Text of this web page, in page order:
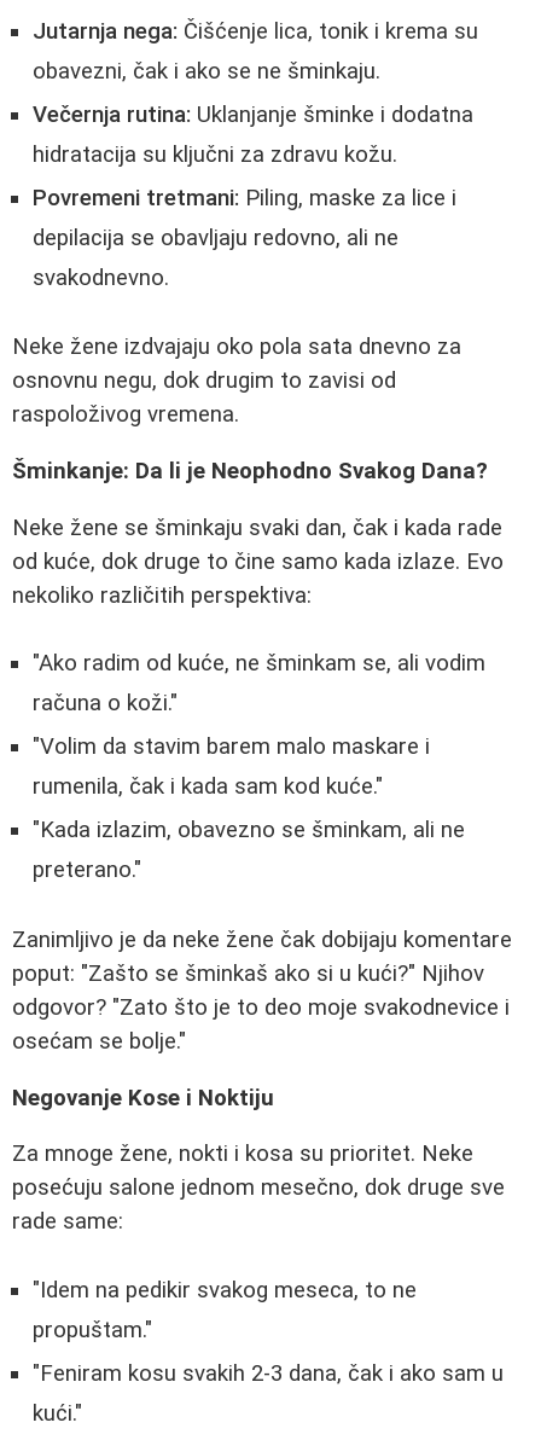
Jutarnja nega: Čišćenje lica, tonik i krema su
obavezni, čak i ako se ne šminkaju.
Večernja rutina: Uklanjanje šminke i dodatna
hidratacija su ključni za zdravu kožu.
Povremeni tretmani: Piling, maske za lice i
depilacija se obavljaju redovno, ali ne
svakodnevno.
Neke žene izdvajaju oko pola sata dnevno za
osnovnu negu, dok drugim to zavisi od
raspoloživog vremena.
Šminkanje: Da li je Neophodno Svakog Dana?
Neke žene se šminkaju svaki dan, čak i kada rade
od kuće, dok druge to čine samo kada izlaze. Evo
nekoliko različitih perspektiva:
"Ako radim od kuće, ne šminkam se, ali vodim
računa o koži."
"Volim da stavim barem malo maskare i
rumenila, čak i kada sam kod kuće."
"Kada izlazim, obavezno se šminkam, ali ne
preterano."
Zanimljivo je da neke žene čak dobijaju komentare
poput: "Zašto se šminkaš ako si u kući?" Njihov
odgovor? "Zato što je to deo moje svakodnevice i
osećam se bolje."
Negovanje Kose i Noktiju
Za mnoge žene, nokti i kosa su prioritet. Neke
posećuju salone jednom mesečno, dok druge sve
rade same:
"Idem na pedikir svakog meseca, to ne
propuštam."
"Feniram kosu svakih 2-3 dana, čak i ako sam u
kući."